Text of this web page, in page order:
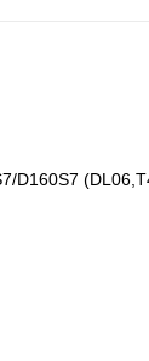
D160S7